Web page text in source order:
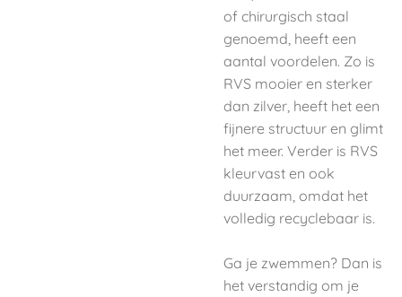
of chirurgisch staal
genoemd, heeft een
aantal voordelen. Zo is
RVS mooier en sterker
dan zilver, heeft het een
fijnere structuur en glimt
het meer. Verder is RVS
kleurvast en ook
duurzaam, omdat het
volledig recyclebaar is.
Ga je zwemmen? Dan is
het verstandig om je